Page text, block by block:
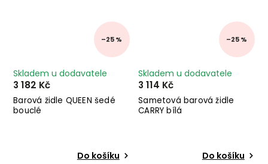
–25 %
Barová židle QUEEN šedé
bouclé
Skladem u dodavatele
3 182 Kč
Do košíku
–25 %
Sametová barová židle
CARRY bílá
Skladem u dodavatele
3 114 Kč
Do košíku